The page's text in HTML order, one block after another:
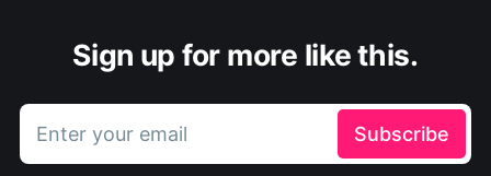
Sign up for more like this.
Enter your email Subscribe